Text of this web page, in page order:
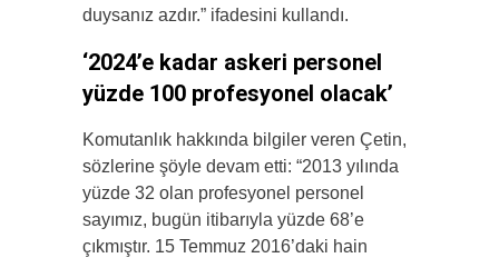
duysanız azdır.” ifadesini kullandı.
‘2024’e kadar askeri personel
yüzde 100 profesyonel olacak’
Komutanlık hakkında bilgiler veren Çetin,
sözlerine şöyle devam etti: “2013 yılında
yüzde 32 olan profesyonel personel
sayımız, bugün itibarıyla yüzde 68’e
çıkmıştır. 15 Temmuz 2016’daki hain